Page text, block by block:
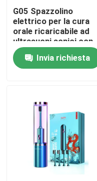
Casa.
Prodotti
Video
Su di noi
Visita alla fabbrica
Controllo della qualità
G05 Spazzolino
elettrico per la cura
orale ricaricabile ad
ultrasuoni sonici con
allarme del timer
Invia richiesta